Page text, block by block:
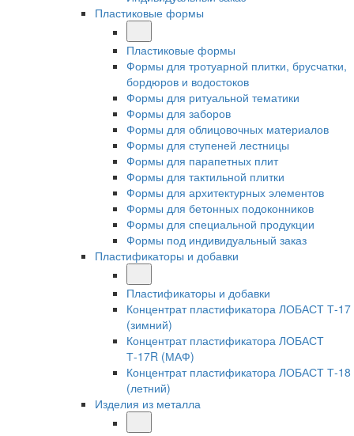
Пластиковые формы
Пластиковые формы
Формы для тротуарной плитки, брусчатки,
бордюров и водостоков
Формы для ритуальной тематики
Формы для заборов
Формы для облицовочных материалов
Формы для ступеней лестницы
Формы для парапетных плит
Формы для тактильной плитки
Формы для архитектурных элементов
Формы для бетонных подоконников
Формы для специальной продукции
Формы под индивидуальный заказ
Пластификаторы и добавки
Пластификаторы и добавки
Концентрат пластификатора ЛОБАСТ Т-17
(зимний)
Концентрат пластификатора ЛОБАСТ
Т-17R (МАФ)
Концентрат пластификатора ЛОБАСТ Т-18
(летний)
Изделия из металла